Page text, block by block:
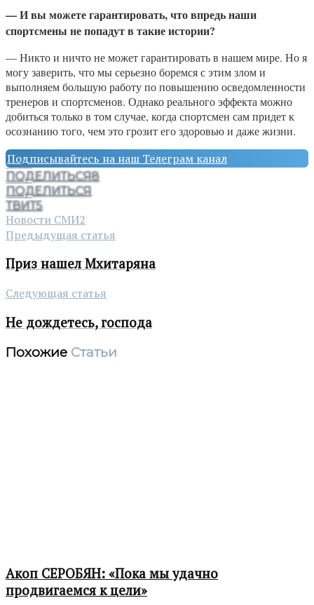
— И вы можете гарантировать, что впредь наши
спортсмены не попадут в такие истории?
— Никто и ничто не может гарантировать в нашем мире. Но я
могу заверить, что мы серьезно боремся с этим злом и
выполняем большую работу по повышению осведомленности
тренеров и спортсменов. Однако реального эффекта можно
добиться только в том случае, когда спортсмен сам придет к
осознанию того, чем это грозит его здоровью и даже жизни.
Подписывайтесь на наш Телеграм канал
ПОДЕЛИТЬСЯ8
ПОДЕЛИТЬСЯ
ТВИТ5
Новости СМИ2
Предыдущая статья
Приз нашел Мхитаряна
Следующая статья
Не дождетесь, господа
Похожие Статьи
Акоп СЕРОБЯН: «Пока мы удачно
продвигаемся к цели»